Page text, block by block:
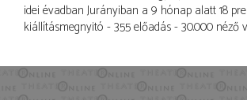
idei évadban Jurányiban a 9 hónap alatt 18
kiállításmegnyitó - 355 előadás - 30.000 néző